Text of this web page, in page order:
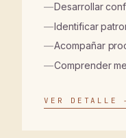
Desarrollar
Identificar
Acompañar
Comprender
VER DETALLE